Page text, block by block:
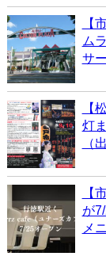
【
ム
サ
【
灯
（
【
が
メ